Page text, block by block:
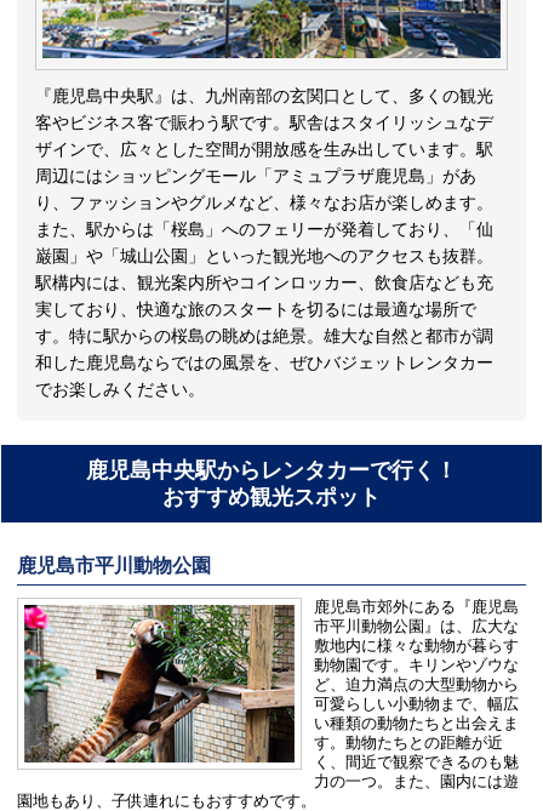
『鹿児島中央駅』は、九州南部の玄関口として、多くの観光
客やビジネス客で賑わう駅です。駅舎はスタイリッシュなデ
ザインで、広々とした空間が開放感を生み出しています。駅
周辺にはショッピングモール「アミュプラザ鹿児島」があ
り、ファッションやグルメなど、様々なお店が楽しめます。
また、駅からは「桜島」へのフェリーが発着しており、「仙
巌園」や「城山公園」といった観光地へのアクセスも抜群。
駅構内には、観光案内所やコインロッカー、飲食店なども充
実しており、快適な旅のスタートを切るには最適な場所で
す。特に駅からの桜島の眺めは絶景。雄大な自然と都市が調
和した鹿児島ならではの風景を、ぜひバジェットレンタカー
でお楽しみください。
鹿児島中央駅からレンタカーで行く！
おすすめ観光スポット
鹿児島市平川動物公園
鹿児島市郊外にある『鹿児島
市平川動物公園』は、広大な
敷地内に様々な動物が暮らす
動物園です。キリンやゾウな
ど、迫力満点の大型動物から
可愛らしい小動物まで、幅広
い種類の動物たちと出会えま
す。動物たちとの距離が近
く、間近で観察できるのも魅
力の一つ。また、園内には遊
園地もあり、子供連れにもおすすめです。